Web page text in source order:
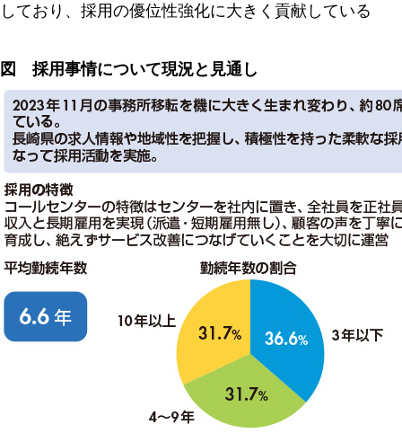
しており、採用の優位性強化に大きく貢献している
図 採用事情について現況と見通し